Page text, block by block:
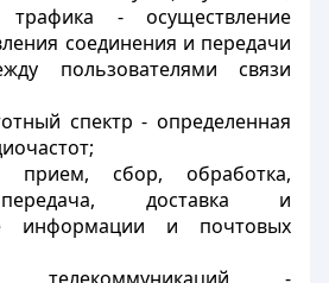
- осуществление
соединения и передачи
пользователями связи
спектр - определенная
сбор, обработка,
доставка и
информации и почтовых